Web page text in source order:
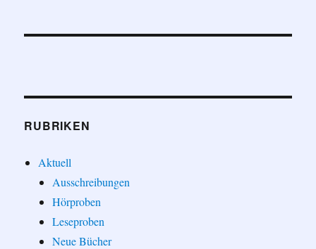
RUBRIKEN
Aktuell
Ausschreibungen
Hörproben
Leseproben
Neue Bücher